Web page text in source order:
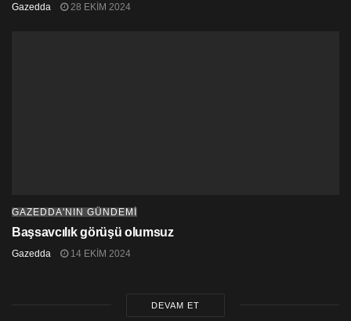
Gazedda 28 EKIM 2024
GAZEDDA'NIN GÜNDEMİ
Başsavcılık görüşü olumsuz
Gazedda 14 EKIM 2024
DEVAM ET